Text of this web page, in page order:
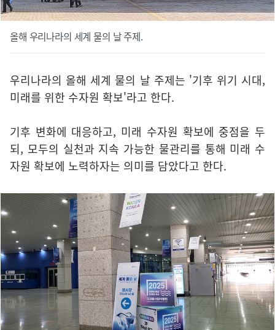
올해 우리나라의 세계 물의 날 주제.
우리나라의 올해 세계 물의 날 주제는 '기후 위기 시대,
미래를 위한 수자원 확보'라고 한다.
기후 변화에 대응하고, 미래 수자원 확보에 중점을 두
되, 모두의 실천과 지속 가능한 물관리를 통해 미래 수
자원 확보에 노력하자는 의미를 담았다고 한다.